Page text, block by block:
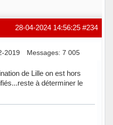
#234
28-04-2024 14:56:25
2019 Messages: 7 005
de Lille on est hors
à déterminer le